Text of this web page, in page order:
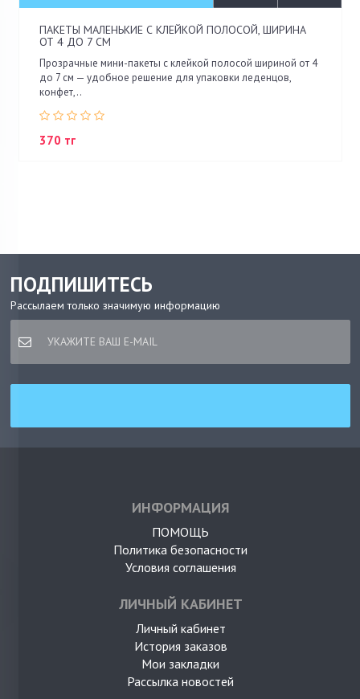
ПАКЕТЫ МАЛЕНЬКИЕ С КЛЕЙКОЙ ПОЛОСОЙ, ШИРИНА
ОТ 4 ДО 7 СМ
Прозрачные мини-пакеты с клейкой полосой шириной от 4
до 7 см — удобное решение для упаковки леденцов,
конфет,..
370 тг
ПОДПИШИТЕСЬ
Рассылаем только значимую информацию
ИНФОРМАЦИЯ
ПОМОЩЬ
Политика безопасности
Условия соглашения
ЛИЧНЫЙ КАБИНЕТ
Личный кабинет
История заказов
Мои закладки
Рассылка новостей